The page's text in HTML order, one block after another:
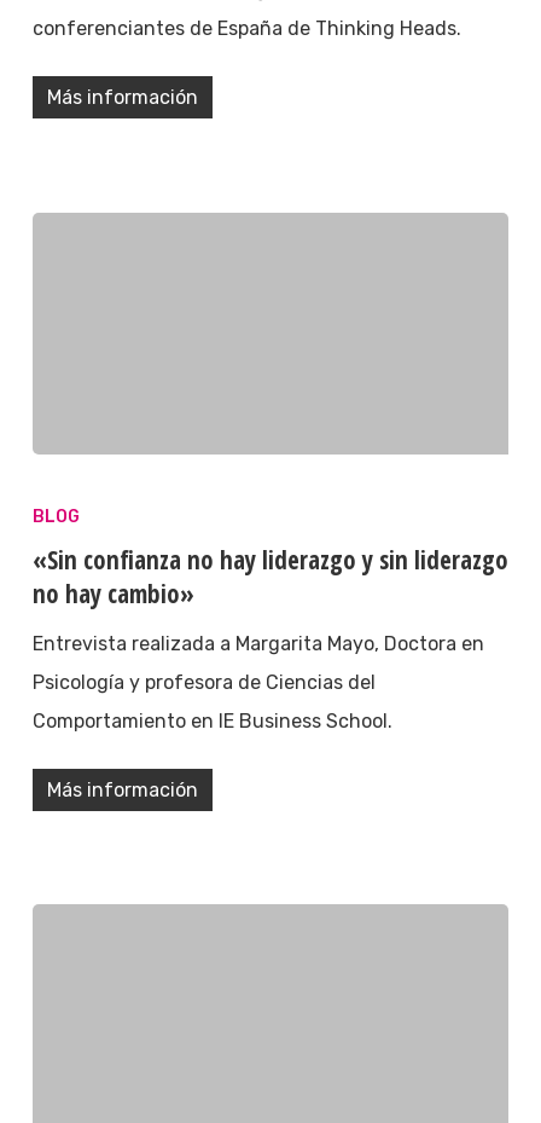
conferenciantes de España de Thinking Heads.
Más información
BLOG
«Sin confianza no hay liderazgo y sin liderazgo
no hay cambio»
Entrevista realizada a Margarita Mayo, Doctora en
Psicología y profesora de Ciencias del
Comportamiento en IE Business School.
Más información